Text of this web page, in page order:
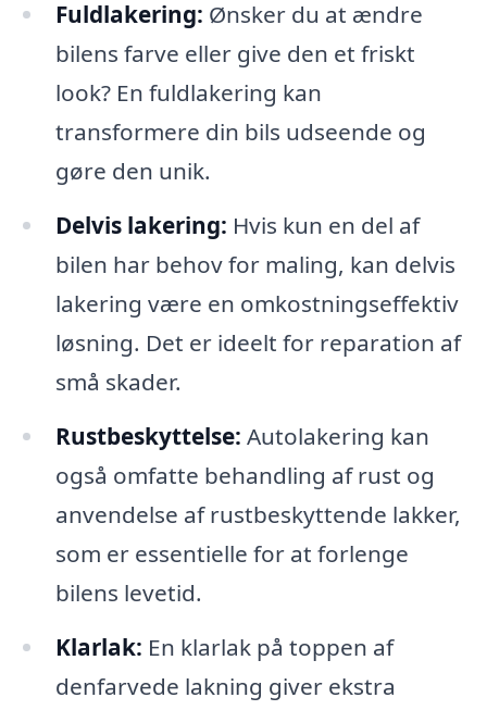
Fuldlakering: Ønsker du at ændre
bilens farve eller give den et friskt
look? En fuldlakering kan
transformere din bils udseende og
gøre den unik.
Delvis lakering: Hvis kun en del af
bilen har behov for maling, kan delvis
lakering være en omkostningseffektiv
løsning. Det er ideelt for reparation af
små skader.
Rustbeskyttelse: Autolakering kan
også omfatte behandling af rust og
anvendelse af rustbeskyttende lakker,
som er essentielle for at forlenge
bilens levetid.
Klarlak: En klarlak på toppen af
denfarvede lakning giver ekstra